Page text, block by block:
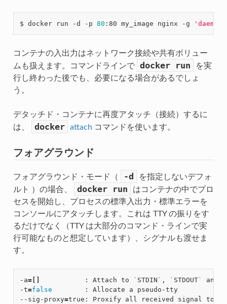
$ docker run -d -p 80 :80 my_image nginx -g
コンテナの入出力はネットワーク接続や共有ボリュー
ムも扱えます。コマンドラインで
docker run
を実
行し終わった後でも、必要になる場合があるでしょ
う。
デタッチド・コンテナに再度アタッチ（接続）するに
は、
docker attach コマンドを使います。
フォアグラウンド
フォアグラウンド・モード（ -d
を指定しないデフォ
ルト ）の場合、
docker run
はコンテナの中でプロ
セスを開始し、プロセスの標準入出力・標準エラーを
コンソールにアタッチします。これは TTY の振りをす
るだけでなく（TTY は大部分のコマンド・ラインで実
行可能なものと想定しています）、シグナルも渡せま
す。
-a=[]
           : Attach to
` STDIN ` , ` STDOUT`
and/
-t=false
        : Allocate a pseudo-tty
--sig-proxy=true: Proxify all received signal to